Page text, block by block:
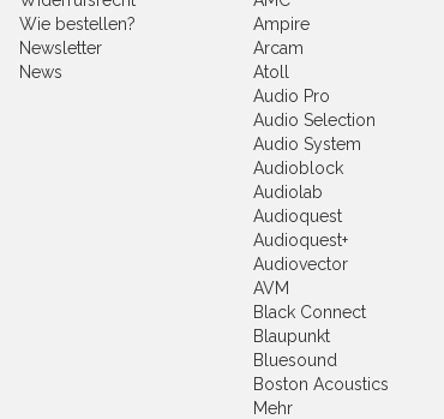
Wie bestellen?
Newsletter
News
Ampire
Arcam
Atoll
Audio Pro
Audio Selection
Audio System
Audioblock
Audiolab
Audioquest
Audioquest+
Audiovector
AVM
Black Connect
Blaupunkt
Bluesound
Boston Acoustics
Mehr